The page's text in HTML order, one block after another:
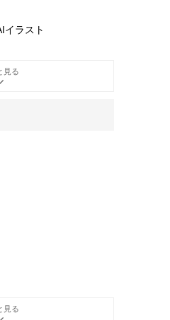
イラスト
見る
見る